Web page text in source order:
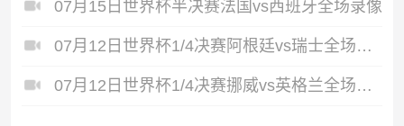
07月15日世界杯半决赛法国vs西班牙全场录像
07月12日世界杯1/4决赛阿根廷vs瑞士全场录像
07月12日世界杯1/4决赛挪威vs英格兰全场录像